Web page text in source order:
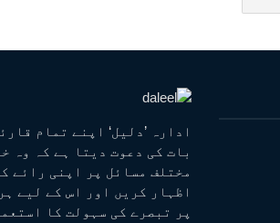
ادارہ ’دلیل‘ اپنے تمام
بات کی دعوت دیتا ہے کہ وہ
مختلف مسائل پر اپنی رائے
اظہار کریں اور اس کے لیے
پر تبصرے کی سہولت کا